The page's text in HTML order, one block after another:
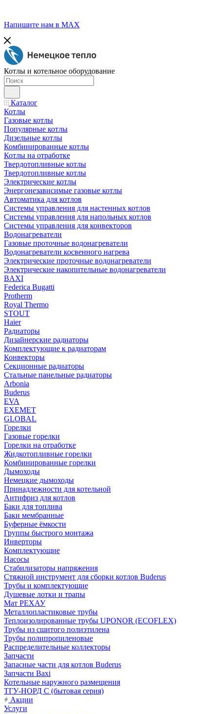
Напишите нам в МАХ
Котлы и котельное оборудование
Каталог
Котлы
Газовые котлы
Популярные котлы
Дизельные котлы
Комбинированные котлы
Котлы на отработке
Твердотопливные котлы
Твердотопливные котлы
Электрические котлы
Энергонезависимые газовые котлы
Автоматика для котлов
Системы управления для настенных котлов
Системы управления для напольных котлов
Системы управления для конвекторов
Водонагреватели
Газовые проточные водонагреватели
Водонагреватели косвенного нагрева
Электрические проточные водонагреватели
Электрические накопительные водонагреватели
BAXI
Federica Bugatti
Protherm
Royal Thermo
STOUT
Haier
Радиаторы
Дизайнерские радиаторы
Комплектующие к радиаторам
Конвекторы
Секционные радиаторы
Стальные панельные радиаторы
Arbonia
Buderus
EVA
EXEMET
GLOBAL
Горелки
Газовые горелки
Горелки на отработке
Жидкотопливные горелки
Комбинированные горелки
Дымоходы
Немецкие дымоходы
Принадлежности для котельной
Антифриз для котлов
Баки для топлива
Баки мембранные
Буферные ёмкости
Группы быстрого монтажа
Инверторы
Комплектующие
Насосы
Стабилизаторы напряжения
Стяжной инструмент для сборки котлов Buderus
Трубы и комплектующие
Душевые лотки и трапы
Мат РЕХАУ
Металлопластиковые трубы
Теплоизолированные трубы UPONOR (ECOFLEX)
Трубы из сшитого полиэтилена
Трубы полипропиленовые
Распределительные коллекторы
Запчасти
Запасные части для котлов Buderus
Запчасти Baxi
Котельные наружного размещения
ТГУ-НОРД С (бытовая серия)
Акции
Услуги